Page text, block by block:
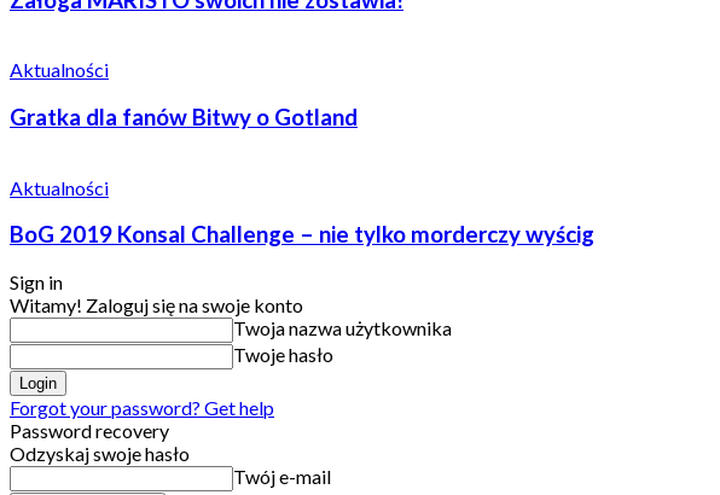
Aktualności
Gratka dla fanów Bitwy o Gotland
Aktualności
BoG 2019 Konsal Challenge – nie tylko morderczy wyścig
Sign in
Witamy! Zaloguj się na swoje konto
Twoja nazwa użytkownika
Twoje hasło
Forgot your password? Get help
Password recovery
Odzyskaj swoje hasło
Twój e-mail